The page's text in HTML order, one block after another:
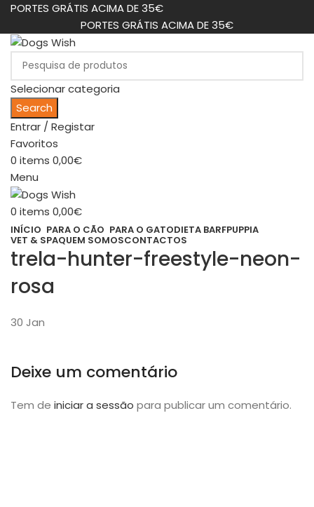
PORTES GRÁTIS ACIMA DE 35€
PORTES GRÁTIS ACIMA DE 35€
Selecionar categoria
Search
Entrar / Registar
Favoritos
0 items 0,00€
Menu
0 items 0,00€
INÍCIO PARA O CÃO PARA O GATODIETA BARFPUPPIA
VET & SPAQUEM SOMOSCONTACTOS
trela-hunter-freestyle-neon-
rosa
30 Jan
Deixe um comentário
Tem de iniciar a sessão para publicar um comentário.